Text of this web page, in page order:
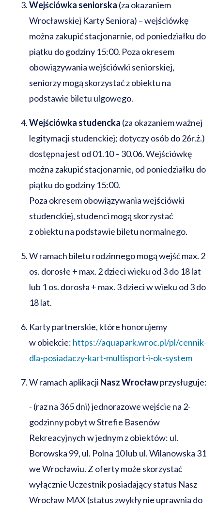
Wejściówka seniorska (za okazaniem
Wrocławskiej Karty Seniora) – wejściówkę
można zakupić stacjonarnie, od poniedziałku do
piątku do godziny 15:00. Poza okresem
obowiązywania wejściówki seniorskiej,
seniorzy mogą skorzystać z obiektu na
podstawie biletu ulgowego.
Wejściówka studencka (za okazaniem ważnej
legitymacji studenckiej; dotyczy osób do 26r.ż.)
dostępna jest od 01.10 – 30.06.Wejściówkę
można zakupić stacjonarnie, od poniedziałku do
piątku do godziny 15:00.
Poza okresem obowiązywania wejściówki
studenckiej, studenci mogą skorzystać
z obiektu na podstawie biletu normalnego.
W ramach biletu rodzinnego mogą wejść max. 2
os. dorosłe + max. 2 dzieci wieku od 3 do 18 lat
lub 1 os. dorosła + max. 3 dzieci w wieku od 3 do
18 lat.
Karty partnerskie, które honorujemy
w obiekcie: https://aquapark.wroc.pl/pl/cennik-
dla-posiadaczy-kart-multisport-i-ok-system
W ramach aplikacji Nasz Wrocławprzysługuje:
- (raz na 365 dni) jednorazowe wejście na 2-
godzinny pobyt w Strefie Basenów
Rekreacyjnych w jednym z obiektów: ul.
Borowska 99, ul. Polna 10 lub ul. Wilanowska 31
we Wrocławiu. Z oferty może skorzystać
wyłącznie Uczestnik posiadający status Nasz
Wrocław MAX (status zwykły nie uprawnia do